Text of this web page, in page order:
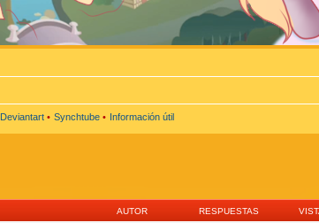
Deviantart • Synchtube • Información útil
AUTOR RESPUESTAS